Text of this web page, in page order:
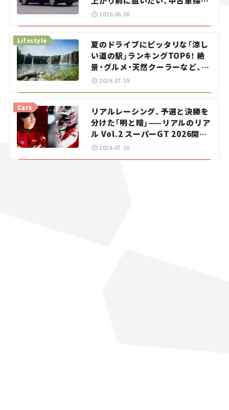
をお手伝い――ちょっとイケてるマ
2026.06.30
夏のドライブにピッタリな「涼し
い道の駅」ランキングTOP6！ 絶
景・グルメ・天然クーラーなど、避
暑におすすめのスポットを紹介
【道の駅マニアの推し駅ガイド】
Lifestyle
2026.07.19
リアルレーシング、予選と決勝を
分けた「明と暗」——リアルのリア
ル Vol.2 スーパーGT 2026開幕
戦 岡山国際サーキット
Cars
2026.07.16